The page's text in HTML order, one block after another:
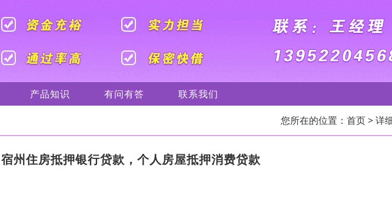
产品知识 有问有答 联系我们
您所在的位置： 首页> 详
宿州住房抵押银行贷款，个人房屋抵押消费贷款